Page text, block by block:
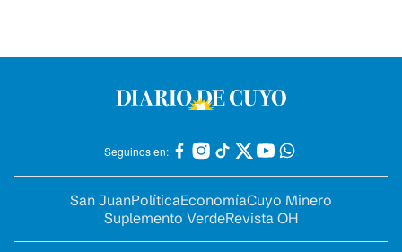
Seguinos en:
San JuanPolíticaEconomíaCuyo Minero
Suplemento VerdeRevista OH